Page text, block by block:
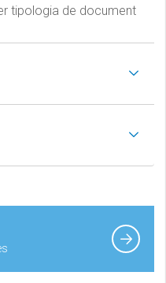
tipologia de document